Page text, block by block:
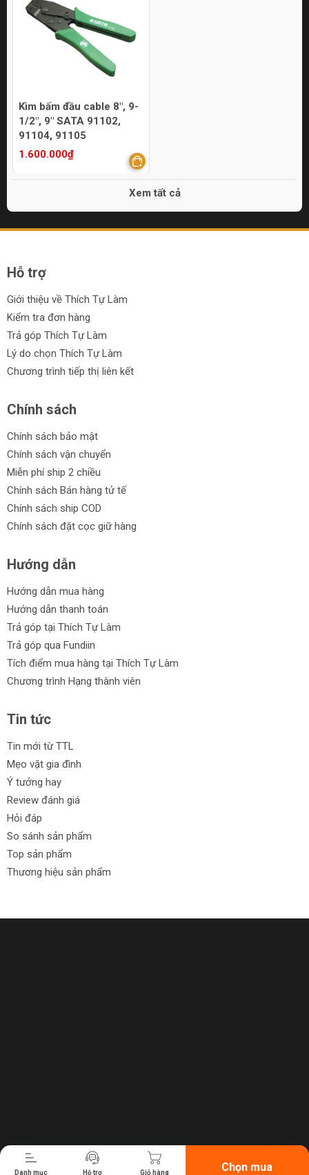
Danh mục Hỗ trợ Giỏ hàng Chọn mua
Kìm bấm đầu cable 8", 9-
1/2", 9" SATA 91102,
91104, 91105
1.600.000₫
Xem tất cả
Hỗ trợ
Giới thiệu về Thích Tự Làm
Kiểm tra đơn hàng
Trả góp Thích Tự Làm
Lý do chọn Thích Tự Làm
Chương trình tiếp thị liên kết
Chính sách
Chính sách bảo mật
Chính sách vận chuyển
Miễn phí ship 2 chiều
Chính sách Bán hàng tử tế
Chính sách ship COD
Chính sách đặt cọc giữ hàng
Hướng dẫn
Hướng dẫn mua hàng
Hướng dẫn thanh toán
Trả góp tại Thích Tự Làm
Trả góp qua Fundiin
Tích điểm mua hàng tại Thích Tự Làm
Chương trình Hạng thành viên
Tin tức
Tin mới từ TTL
Mẹo vặt gia đình
Ý tưởng hay
Review đánh giá
Hỏi đáp
So sánh sản phẩm
Top sản phẩm
Thương hiệu sản phẩm
Tiến hành thanh toán